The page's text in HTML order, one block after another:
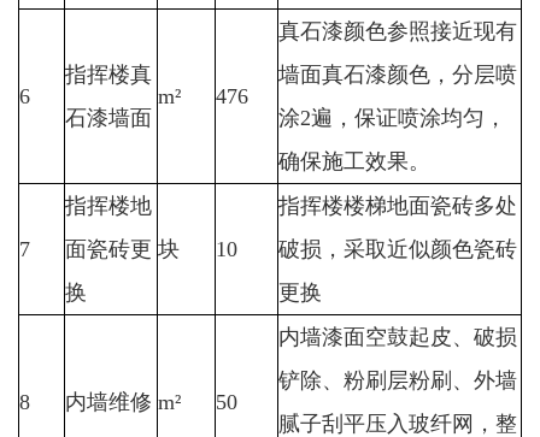
6
指挥楼真
石漆墙面
m² 476
真石漆颜色参照接近现有
墙面真石漆颜色，分层喷
涂2遍，保证喷涂均匀，
确保施工效果。
7
指挥楼地
面瓷砖更
换
块 10
指挥楼楼梯地面瓷砖多处
破损，采取近似颜色瓷砖
更换
8 内墙维修 m² 50
内墙漆面空鼓起皮、破损
铲除、粉刷层粉刷、外墙
腻子刮平压入玻纤网，整